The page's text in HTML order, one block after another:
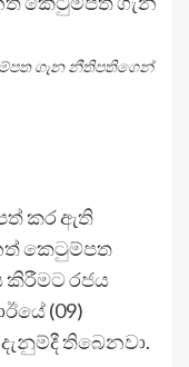
ගැන නීතිපතිගෙන්
කර ඇති
කෙටුම්පත
රජය
(09)
තිබෙනවා.